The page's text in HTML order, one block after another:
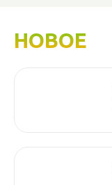
НОВОЕ